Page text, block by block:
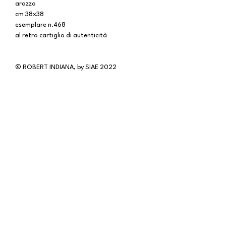
arazzo
cm 38x38
esemplare n.468
al retro cartiglio di autenticità
© ROBERT INDIANA, by SIAE 2022